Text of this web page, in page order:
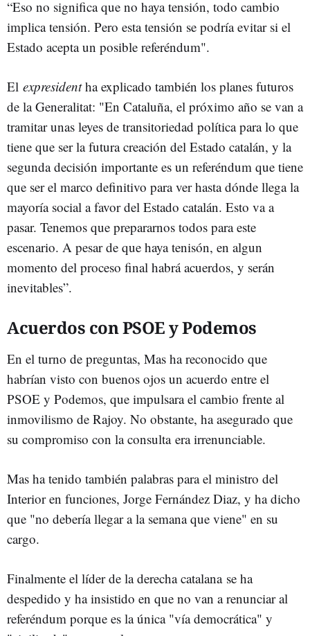
“Eso no significa que no haya tensión, todo cambio
implica tensión. Pero esta tensión se podría evitar si el
Estado acepta un posible referéndum".
El expresidentha explicado también los planes futuros
de la Generalitat: "En Cataluña, el próximo año se van a
tramitar unas leyes de transitoriedad política para lo que
tiene que ser la futura creación del Estado catalán, y la
segunda decisión importante es un referéndum que tiene
que ser el marco definitivo para ver hasta dónde llega la
mayoría social a favor del Estado catalán. Esto va a
pasar. Tenemos que prepararnos todos para este
escenario. A pesar de que haya tenisón, en algun
momento del proceso final habrá acuerdos, y serán
inevitables”.
Acuerdos con PSOE y Podemos
En el turno de preguntas, Mas ha reconocido que
habrían visto con buenos ojos un acuerdo entre el
PSOE y Podemos, que impulsara el cambio frente al
inmovilismo de Rajoy. No obstante, ha asegurado que
su compromiso con la consulta era irrenunciable.
Mas ha tenido también palabras para el ministro del
Interior en funciones, Jorge Fernández Diaz, y ha dicho
que "no debería llegar a la semana que viene" en su
cargo.
Finalmente el líder de la derecha catalana se ha
despedido y ha insistido en que no van a renunciar al
referéndum porque es la única "vía democrática" y